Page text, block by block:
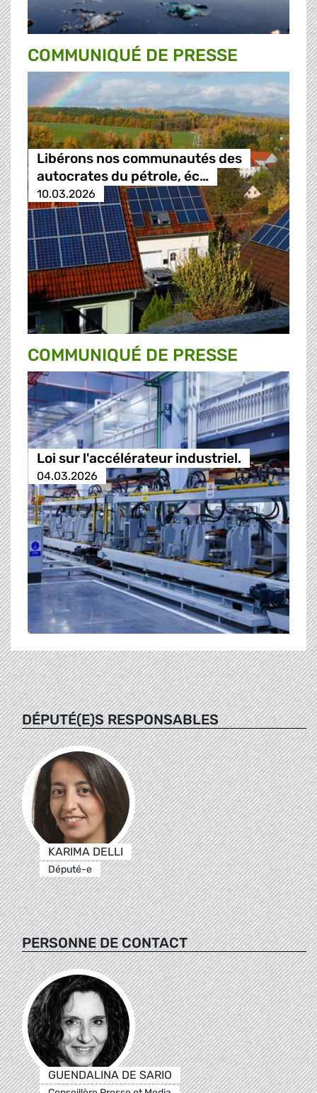
COMMUNIQUÉ DE PRESSE
Libérons nos communautés des
autocrates du pétrole, éc…
10.03.2026
COMMUNIQUÉ DE PRESSE
Loi sur l'accélérateur industriel.
04.03.2026
DÉPUTÉ(E)S RESPONSABLES
KARIMA DELLI
Député-e
PERSONNE DE CONTACT
GUENDALINA DE SARIO